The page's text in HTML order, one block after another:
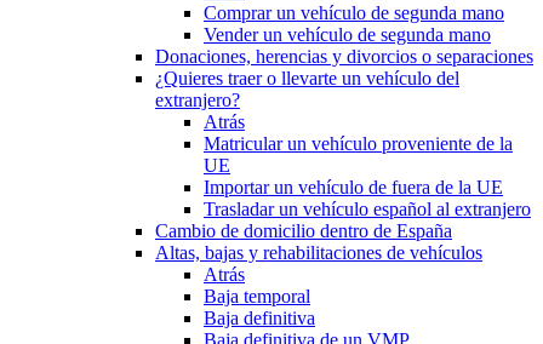
Comprar un vehículo de segunda mano
Vender un vehículo de segunda mano
Donaciones, herencias y divorcios o separaciones
¿Quieres traer o llevarte un vehículo del
extranjero?
Atrás
Matricular un vehículo proveniente de la
UE
Importar un vehículo de fuera de la UE
Trasladar un vehículo español al extranjero
Cambio de domicilio dentro de España
Altas, bajas y rehabilitaciones de vehículos
Atrás
Baja temporal
Baja definitiva